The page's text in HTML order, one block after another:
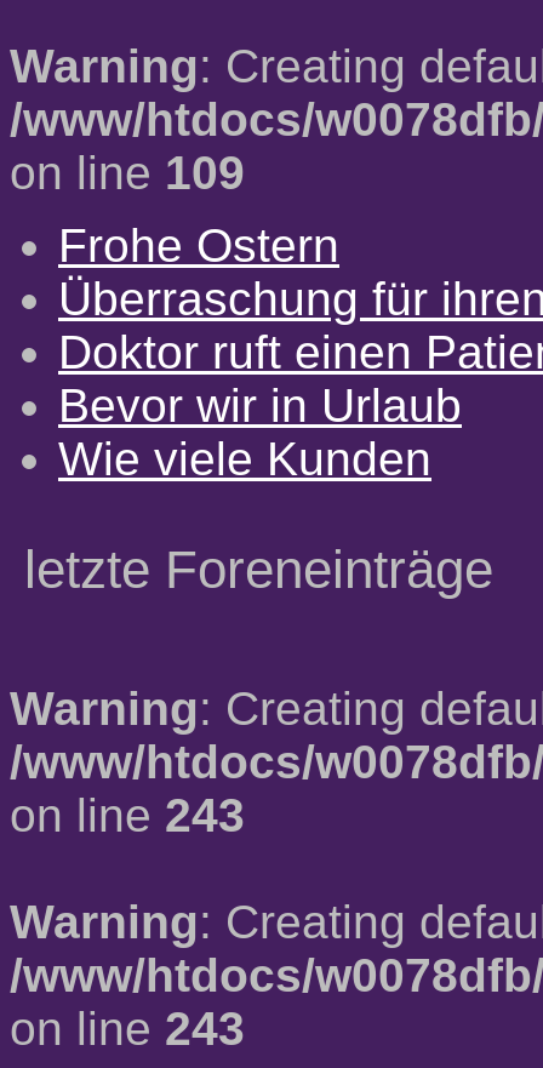
Warning: Creating
/www/htdocs/
on line 109
Frohe Ostern
Überraschung für
Doktor ruft einen
Bevor wir in Urlaub
Wie viele Kunden
letzte Foreneinträge
Warning: Creating
/www/htdocs/
on line 243
Warning: Creating
/www/htdocs/
on line 243